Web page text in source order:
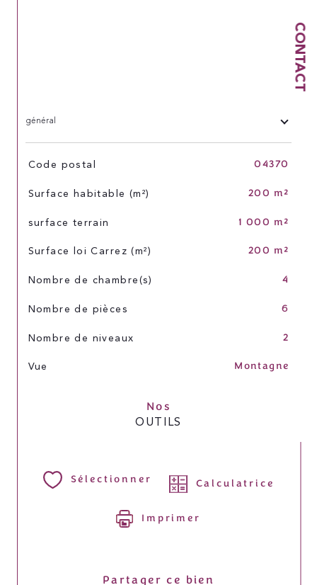
CONTACT
général
TRAD_SIROCCO_Caracteristique
Code postal 04370
Surface habitable (m²) 200 m²
surface terrain 1 000 m²
Surface loi Carrez (m²) 200 m²
Nombre de chambre(s) 4
Nombre de pièces 6
Nombre de niveaux 2
Vue Montagne
Nos
OUTILS
Sélectionner Calculatrice
Imprimer
Partager ce bien